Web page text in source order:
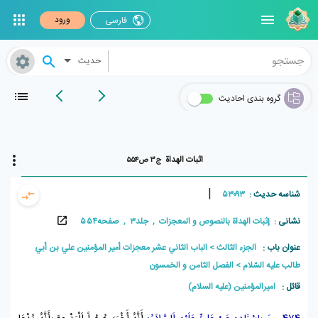
فارسی ورود
حدیث
گروه بندی احادیث
اثبات الهداة ج۳ ص۵۵۴
شناسه حدیث : ۵۳۰۹۳ |
نشانی :إثبات الهداة بالنصوص و المعجزات , جلد۳ , صفحه۵۵۴
عنوان باب : الجزء الثالث
الباب الثاني عشر معجزات أمير المؤمنين علي بن أبي
طالب عليه السّلام
الفصل الثامن و الخمسون
قائل : امیرالمؤمنین (علیه السلام)